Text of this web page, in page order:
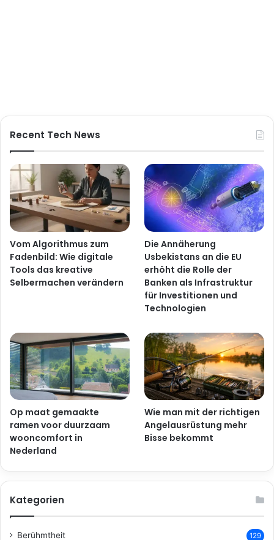
Recent Tech News
Vom Algorithmus zum
Fadenbild: Wie digitale
Tools das kreative
Selbermachen verändern
Die Annäherung
Usbekistans an die EU
erhöht die Rolle der
Banken als Infrastruktur
für Investitionen und
Technologien
Op maat gemaakte
ramen voor duurzaam
wooncomfort in
Nederland
Wie man mit der richtigen
Angelausrüstung mehr
Bisse bekommt
Kategorien
Berühmtheit 129